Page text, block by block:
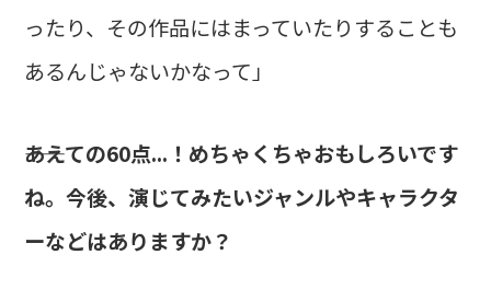
ったり、その作品にはまっていたりすることも
あるんじゃないかなって」
――あえての60点...！めちゃくちゃおもしろいです
ね。今後、演じてみたいジャンルやキャラクタ
ーなどはありますか？